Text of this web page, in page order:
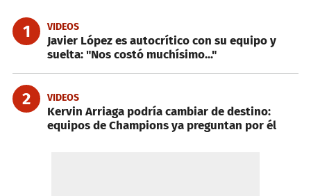
1 VIDEOS
Javier López es autocrítico con su equipo y
suelta: "Nos costó muchísimo..."
2 VIDEOS
Kervin Arriaga podría cambiar de destino:
equipos de Champions ya preguntan por él